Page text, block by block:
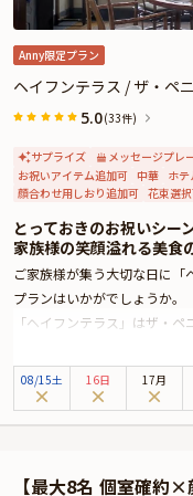
い。とっておきのお祝いシ
Anny限定プラン
ヘイフンテラス / ザ・ペ
5.0(33件)
サプライズ メッセージプレ
お祝いアイテム追加可 中華 ホテ
顔合わせ用しおり追加可 花束選
とっておきのお祝いシ
家族様の笑顔溢れる美食
ご家族様が集う大切な日に
プランはいかがでしょうか。
「ヘイフンテラス」はザ・
理を楽しめるレストランで
ある店内で、特別なひととき
居外苑と日比谷公園に面し
美味しさ。素材の魅力を最
08/15土 16日 17月
【最大8名 個室確約